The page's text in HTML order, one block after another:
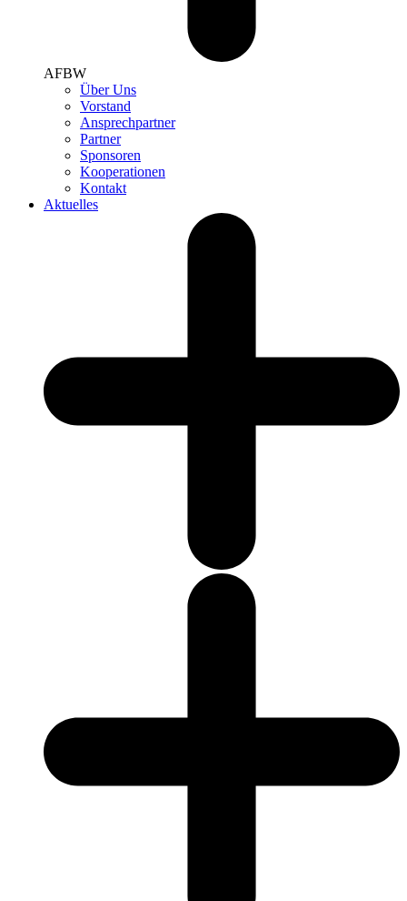
AFBW
Über Uns
Vorstand
Ansprechpartner
Partner
Sponsoren
Kooperationen
Kontakt
Aktuelles